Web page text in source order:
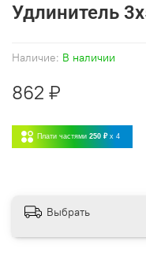
Наличие: В наличии
Удлинитель
862 ₽
Плати частями 250 ₽ x 4
Выбрать